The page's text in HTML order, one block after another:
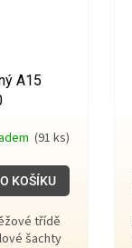
A15
(91 ks)
KOŠÍKU
třídě
šachty